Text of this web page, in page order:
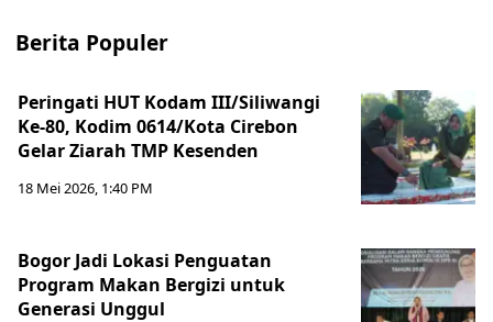
Berita Populer
Peringati HUT Kodam III/Siliwangi
Ke-80, Kodim 0614/Kota Cirebon
Gelar Ziarah TMP Kesenden
18 Mei 2026, 1:40 PM
Bogor Jadi Lokasi Penguatan
Program Makan Bergizi untuk
Generasi Unggul